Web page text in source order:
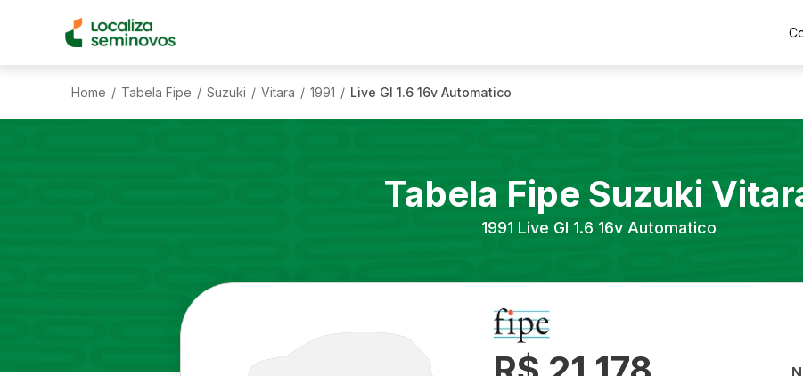
Home / Tabela Fipe / Suzuki / Vitara / 1991 / Live Gl 1.6 16v Automatico
Tabela Fipe Suzuki
1991 Live Gl 1.6 16v Automatico